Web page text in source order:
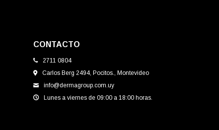
CONTACTO
2711 0804
Carlos Berg 2494, Pocitos., Montevideo
info@dermagroup.com.uy
Lunes a viernes de 09:00 a 18:00 horas.